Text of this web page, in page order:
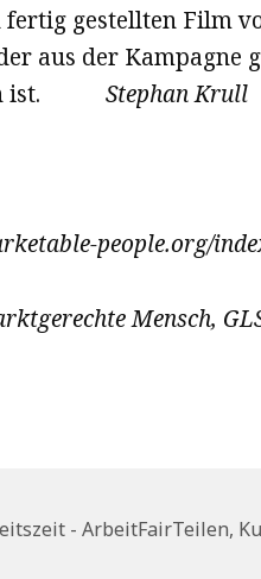
gestellten Film
aus der Kampagne
ist.Stephan Krull
people.org/
Mensch,
- ArbeitFairTeilen,